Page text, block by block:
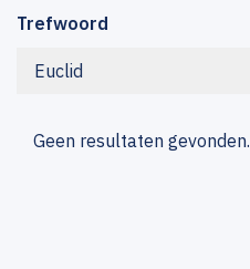
Trefwoord
Euclid
Geen resultaten gevonden.